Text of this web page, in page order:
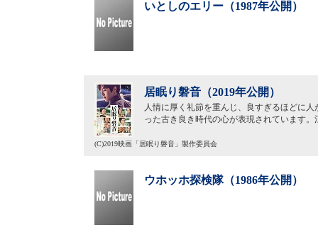
いとしのエリー（1987年公開）
居眠り磐音（2019年公開）
人情に厚く礼節を重んじ、良すぎるほどに
った古き良き時代の心が表現されています
(C)2019映画「居眠り磐音」製作委員会
ウホッホ探検隊（1986年公開）